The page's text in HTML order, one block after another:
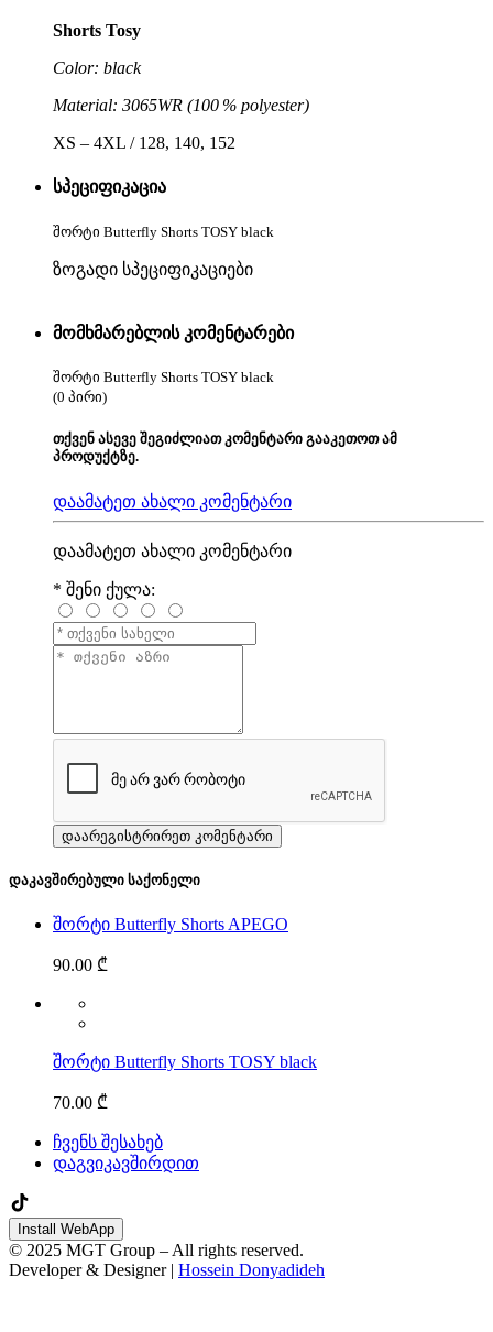
Shorts Tosy
Color: black
Material: 3065WR (100 % polyester)
XS – 4XL / 128, 140, 152
სპეციფიკაცია
შორტი Butterfly Shorts TOSY black
ზოგადი სპეციფიკაციები
მომხმარებლის კომენტარები
შორტი Butterfly Shorts TOSY black
(0 პირი)
თქვენ ასევე შეგიძლიათ კომენტარი გააკეთოთ ამ
პროდუქტზე.
დაამატეთ ახალი კომენტარი
დაამატეთ ახალი კომენტარი
* შენი ქულა:
დაკავშირებული საქონელი
შორტი Butterfly Shorts APEGO
90.00 ₾
შორტი Butterfly Shorts TOSY black
70.00 ₾
ჩვენს შესახებ
დაგვიკავშირდით
Install WebApp
© 2025 MGT Group – All rights reserved.
Developer & Designer | Hossein Donyadideh